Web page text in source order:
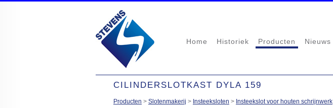
Home Historiek Producten Nieuws
CILINDERSLOTKAST DYLA 159
Producten > Slotenmakerij > Insteeksloten > Insteekslot voor houten schrijnwerk